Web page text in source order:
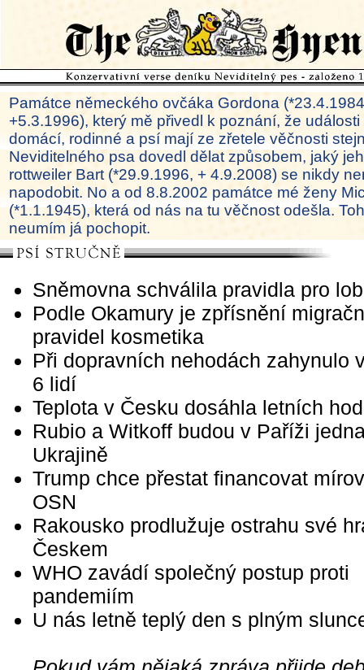
Památce německého ovčáka Gordona
+5.3.1996), který mě přivedl k poznání, že
domácí, rodinné a psí mají ze zřetele věčnosti
Neviditelného psa dovedl dělat způsobem, jaký
rottweiler Bart (*29.9.1996, + 4.9.2008) se nikdy
napodobit. No a od 8.8.2002 památce mé ženy
(*1.1.1945), která od nás na tu věčnost odešla.
neumím já pochopit.
Sněmovna schválila pravidla pro
Podle Okamury je zpřísnění
pravidel kosmetika
Při dopravních nehodách zahynulo
6 lidí
Teplota v Česku dosáhla letních
Rubio a Witkoff budou v Paříži
Ukrajině
Trump chce přestat financovat
OSN
Rakousko prodlužuje ostrahu své
Českem
WHO zavádí společný postup proti
pandemiím
U nás letně teplý den s plným